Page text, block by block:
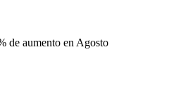
de aumento en Agosto